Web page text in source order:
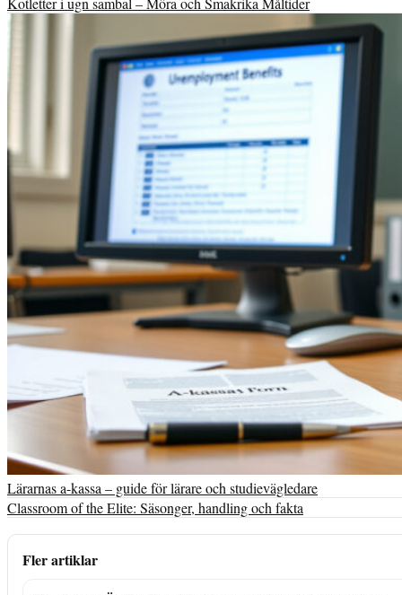
Lärarnas a-kassa – guide för lärare och studievägledare
Classroom of the Elite: Säsonger, handling och fakta
Fler artiklar